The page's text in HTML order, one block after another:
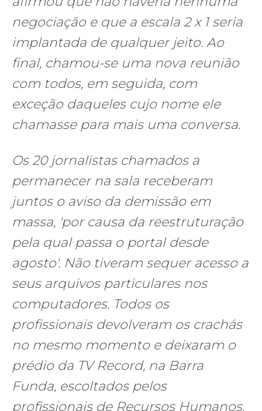
negociação e que a escala 2 x 1 seria
implantada de qualquer jeito. Ao
final, chamou-se uma nova reunião
com todos, em seguida, com
exceção daqueles cujo nome ele
chamasse para mais uma conversa.
Os 20 jornalistas chamados a
permanecer na sala receberam
juntos o aviso da demissão em
massa, 'por causa da reestruturação
pela qual passa o portal desde
agosto'. Não tiveram sequer acesso a
seus arquivos particulares nos
computadores. Todos os
profissionais devolveram os crachás
no mesmo momento e deixaram o
prédio da TV Record, na Barra
Funda, escoltados pelos
profissionais de Recursos Humanos.